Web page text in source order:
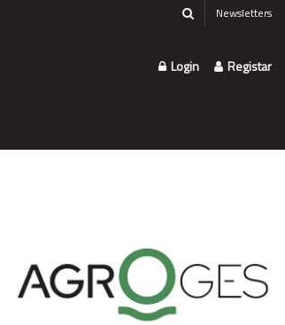
Newsletters
Login Registar